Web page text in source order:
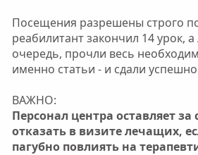
Посещения разрешены строго
реабилитант закончил 14 урок,
очередь, прочли весь
именно статьи - и сдали
ВАЖНО:
Персонал центра оставляет за
отказать в визите лечащих,
пагубно повлиять на